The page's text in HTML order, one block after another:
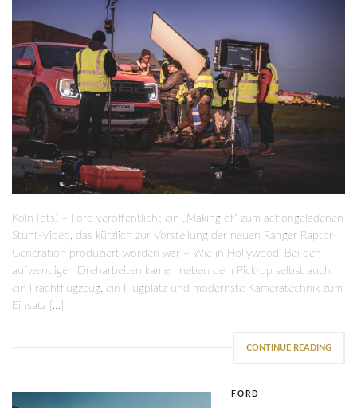
Köln (ots) – Ford veröffentlicht ein „Making of“ zum actiongeladenen
Stunt-Video, das kürzlich zur Vorstellung der neuen Ranger Raptor-
Generation produziert worden war – Wie in Hollywood: Bei den
aufwendigen Dreharbeiten kamen neben dem Pick-up selbst auch
ein Frachtflugzeug, ein Flugplatz und modernste Kameratechnik zum
Einsatz […]
CONTINUE READING
FORD